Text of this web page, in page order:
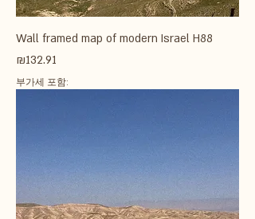
Wall framed map of modern Israel H88
가격
₪132.91
부가세 포함: